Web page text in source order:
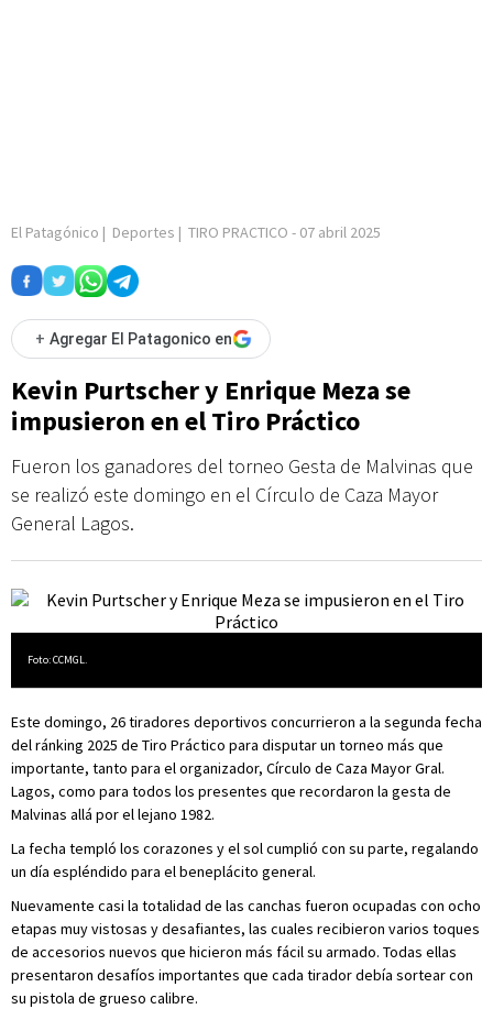
El Patagónico | Deportes | TIRO PRACTICO - 07 abril 2025
+ Agregar El Patagonico en
Kevin Purtscher y Enrique Meza se
impusieron en el Tiro Práctico
Fueron los ganadores del torneo Gesta de Malvinas que
se realizó este domingo en el Círculo de Caza Mayor
General Lagos.
Foto: CCMGL.
Este domingo, 26 tiradores deportivos concurrieron a la segunda fecha
del ránking 2025 de Tiro Práctico para disputar un torneo más que
importante, tanto para el organizador, Círculo de Caza Mayor Gral.
Lagos, como para todos los presentes que recordaron la gesta de
Malvinas allá por el lejano 1982.
La fecha templó los corazones y el sol cumplió con su parte, regalando
un día espléndido para el beneplácito general.
Nuevamente casi la totalidad de las canchas fueron ocupadas con ocho
etapas muy vistosas y desafiantes, las cuales recibieron varios toques
de accesorios nuevos que hicieron más fácil su armado. Todas ellas
presentaron desafíos importantes que cada tirador debía sortear con
su pistola de grueso calibre.